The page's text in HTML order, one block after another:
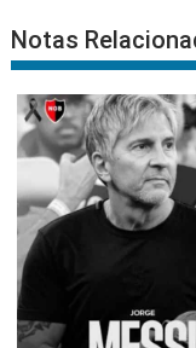
Notas